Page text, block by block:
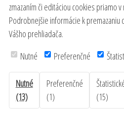
zmazaním či editáciou cookies priamo
Podrobnejšie informácie k premazaniu
Vášho prehliadača.
Nutné
Preferenčné
Nutné
(13)
Preferenčné
(1)
(15)